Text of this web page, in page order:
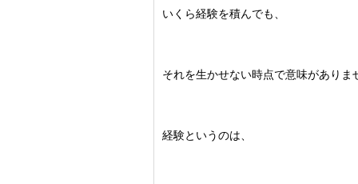
いくら経験を積んでも、
それを生かせない時点で意味がありま
経験というのは、